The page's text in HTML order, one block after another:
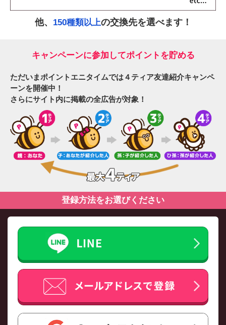
他、 150種類以上の交換先を選べます！
キャンペーンに参加してポイントを貯める
ただいまポイントエニタイムでは４ティア友達紹介キャンペ
ーンを開催中！
さらにサイト内に掲載の全広告が対象！
登録方法をお選びください